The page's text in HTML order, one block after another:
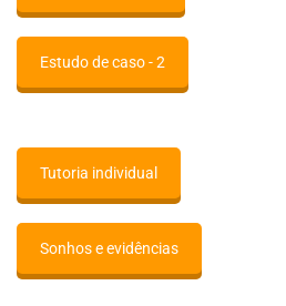
Estudo de caso - 2
Tutoria individual
Sonhos e evidências